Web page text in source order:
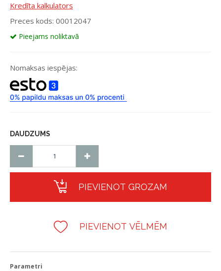
Kredīta kalkulators
Preces kods: 00012047
Pieejams noliktavā
Nomaksas iespējas:
DAUDZUMS
PIEVIENOT GROZAM
PIEVIENOT VĒLMĒM
Parametri